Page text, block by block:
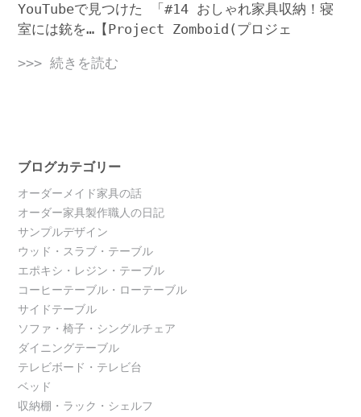
YouTubeで見つけた 「#14 おしゃれ家具収納！寝
室には銃を…【Project Zomboid(プロジェ
>>> 続きを読む
ブログカテゴリー
オーダーメイド家具の話
オーダー家具製作職人の日記
サンプルデザイン
ウッド・スラブ・テーブル
エポキシ・レジン・テーブル
コーヒーテーブル・ローテーブル
サイドテーブル
ソファ・椅子・シングルチェア
ダイニングテーブル
テレビボード・テレビ台
ベッド
収納棚・ラック・シェルフ